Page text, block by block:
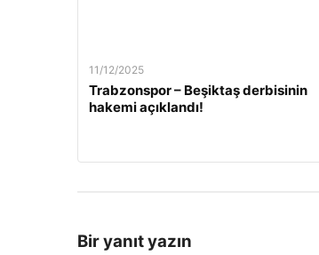
11/12/2025
Trabzonspor – Beşiktaş derbisinin
hakemi açıklandı!
Bir yanıt yazın